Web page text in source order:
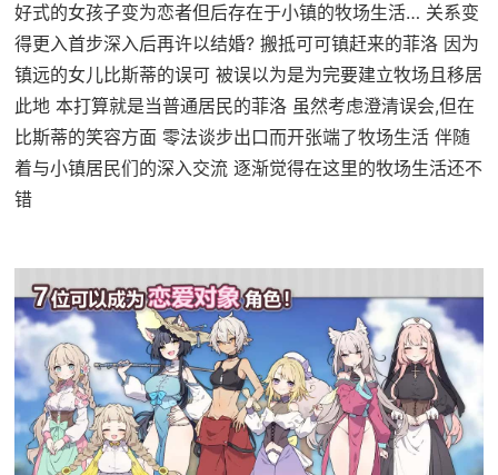
好式的女孩子变为恋者但后存在于小镇的牧场生活… 关系变
得更入首步深入后再许以结婚? 搬抵可可镇赶来的菲洛 因为
镇远的女儿比斯蒂的误可 被误以为是为完要建立牧场且移居
此地 本打算就是当普通居民的菲洛 虽然考虑澄清误会,但在
比斯蒂的笑容方面 零法谈步出口而开张端了牧场生活 伴随
着与小镇居民们的深入交流 逐渐觉得在这里的牧场生活还不
错